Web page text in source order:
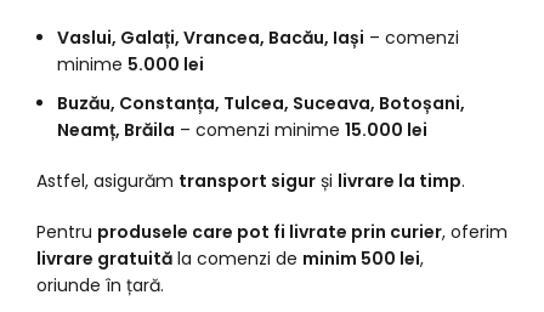
Vaslui, Galați, Vrancea, Bacău, Iași – comenzi
minime 5.000 lei
Buzău, Constanța, Tulcea, Suceava, Botoșani,
Neamț, Brăila – comenzi minime 15.000 lei
Astfel, asigurăm transport sigur și livrare la timp.
Pentru produsele care pot fi livrate prin curier, oferim
livrare gratuită la comenzi de minim 500 lei,
oriunde în țară.